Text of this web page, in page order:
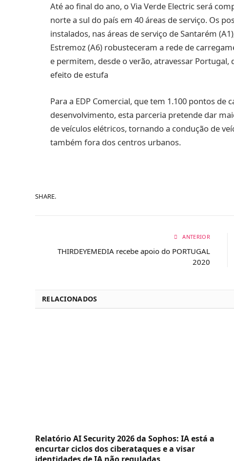
Até ao final do ano, o Via Verde Electric será
norte a sul do país em 40 áreas de serviço. Os
instalados, nas áreas de serviço de Santarém
Estremoz (A6) robusteceram a rede de
e permitem, desde o verão, atravessar
efeito de estufa
Para a EDP Comercial, que tem 1.100 pontos
desenvolvimento, esta parceria pretende dar
de veículos elétricos, tornando a condução de
também fora dos centros urbanos.
SHARE.
ANTERIOR
THIRDEYEMEDIA recebe apoio do PORTUGAL
2020
RELACIONADOS
Relatório AI Security 2026 da Sophos: IA está a
encurtar ciclos dos ciberataques e a visar